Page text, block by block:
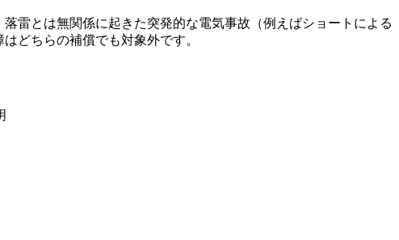
雷とは無関係に起きた突発的な電気事故（例えばショートによる
どちらの補償でも対象外です。